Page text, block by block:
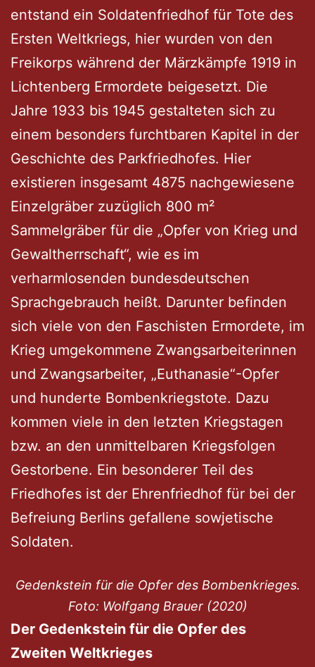
entstand ein Soldatenfriedhof für Tote des
Ersten Weltkriegs, hier wurden von den
Freikorps während der Märzkämpfe 1919 in
Lichtenberg Ermordete beigesetzt. Die
Jahre 1933 bis 1945 gestalteten sich zu
einem besonders furchtbaren Kapitel in der
Geschichte des Parkfriedhofes. Hier
existieren insgesamt 4875 nachgewiesene
Einzelgräber zuzüglich 800 m²
Sammelgräber für die „Opfer von Krieg und
Gewaltherrschaft“, wie es im
verharmlosenden bundesdeutschen
Sprachgebrauch heißt. Darunter befinden
sich viele von den Faschisten Ermordete, im
Krieg umgekommene Zwangsarbeiterinnen
und Zwangsarbeiter, „Euthanasie“-Opfer
und hunderte Bombenkriegstote. Dazu
kommen viele in den letzten Kriegstagen
bzw. an den unmittelbaren Kriegsfolgen
Gestorbene. Ein besonderer Teil des
Friedhofes ist der Ehrenfriedhof für bei der
Befreiung Berlins gefallene sowjetische
Soldaten.
Gedenkstein für die Opfer des Bombenkrieges.
Foto: Wolfgang Brauer (2020)
Der Gedenkstein für die Opfer des
Zweiten Weltkrieges